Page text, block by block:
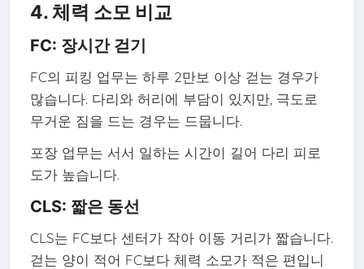
4. 체력 소모 비교
FC: 장시간 걷기
FC의 피킹 업무는 하루 2만보 이상 걷는 경우가
많습니다. 다리와 허리에 부담이 있지만, 극도로
무거운 짐을 드는 경우는 드뭅니다.
포장 업무는 서서 일하는 시간이 길어 다리 피로
도가 높습니다.
CLS: 짧은 동선
CLS는 FC보다 센터가 작아 이동 거리가 짧습니다.
걷는 양이 적어 FC보다 체력 소모가 적은 편입니